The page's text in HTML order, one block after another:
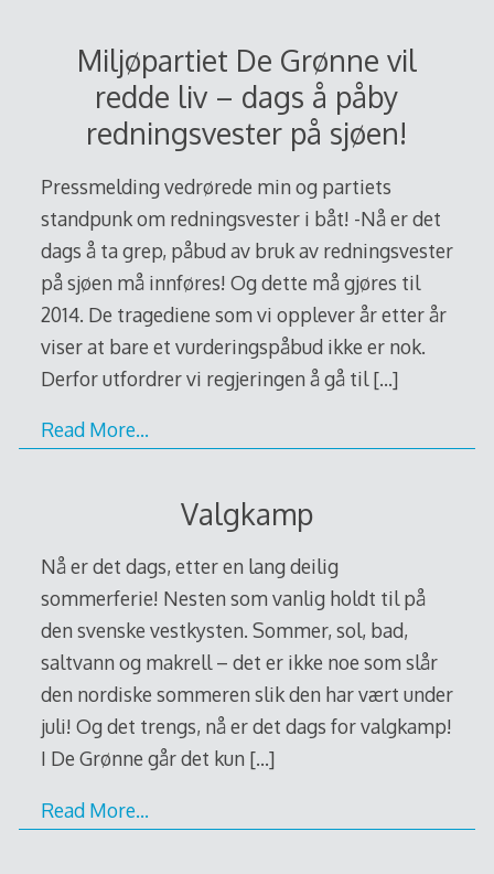
Miljøpartiet De Grønne vil
redde liv – dags å påby
redningsvester på sjøen!
Pressmelding vedrørede min og partiets
standpunk om redningsvester i båt! -Nå er det
dags å ta grep, påbud av bruk av redningsvester
på sjøen må innføres! Og dette må gjøres til
2014. De tragediene som vi opplever år etter år
viser at bare et vurderingspåbud ikke er nok.
Derfor utfordrer vi regjeringen å gå til[…]
Read More…
Valgkamp
Nå er det dags, etter en lang deilig
sommerferie! Nesten som vanlig holdt til på
den svenske vestkysten. Sommer, sol, bad,
saltvann og makrell – det er ikke noe som slår
den nordiske sommeren slik den har vært under
juli! Og det trengs, nå er det dags for valgkamp!
I De Grønne går det kun […]
Read More…